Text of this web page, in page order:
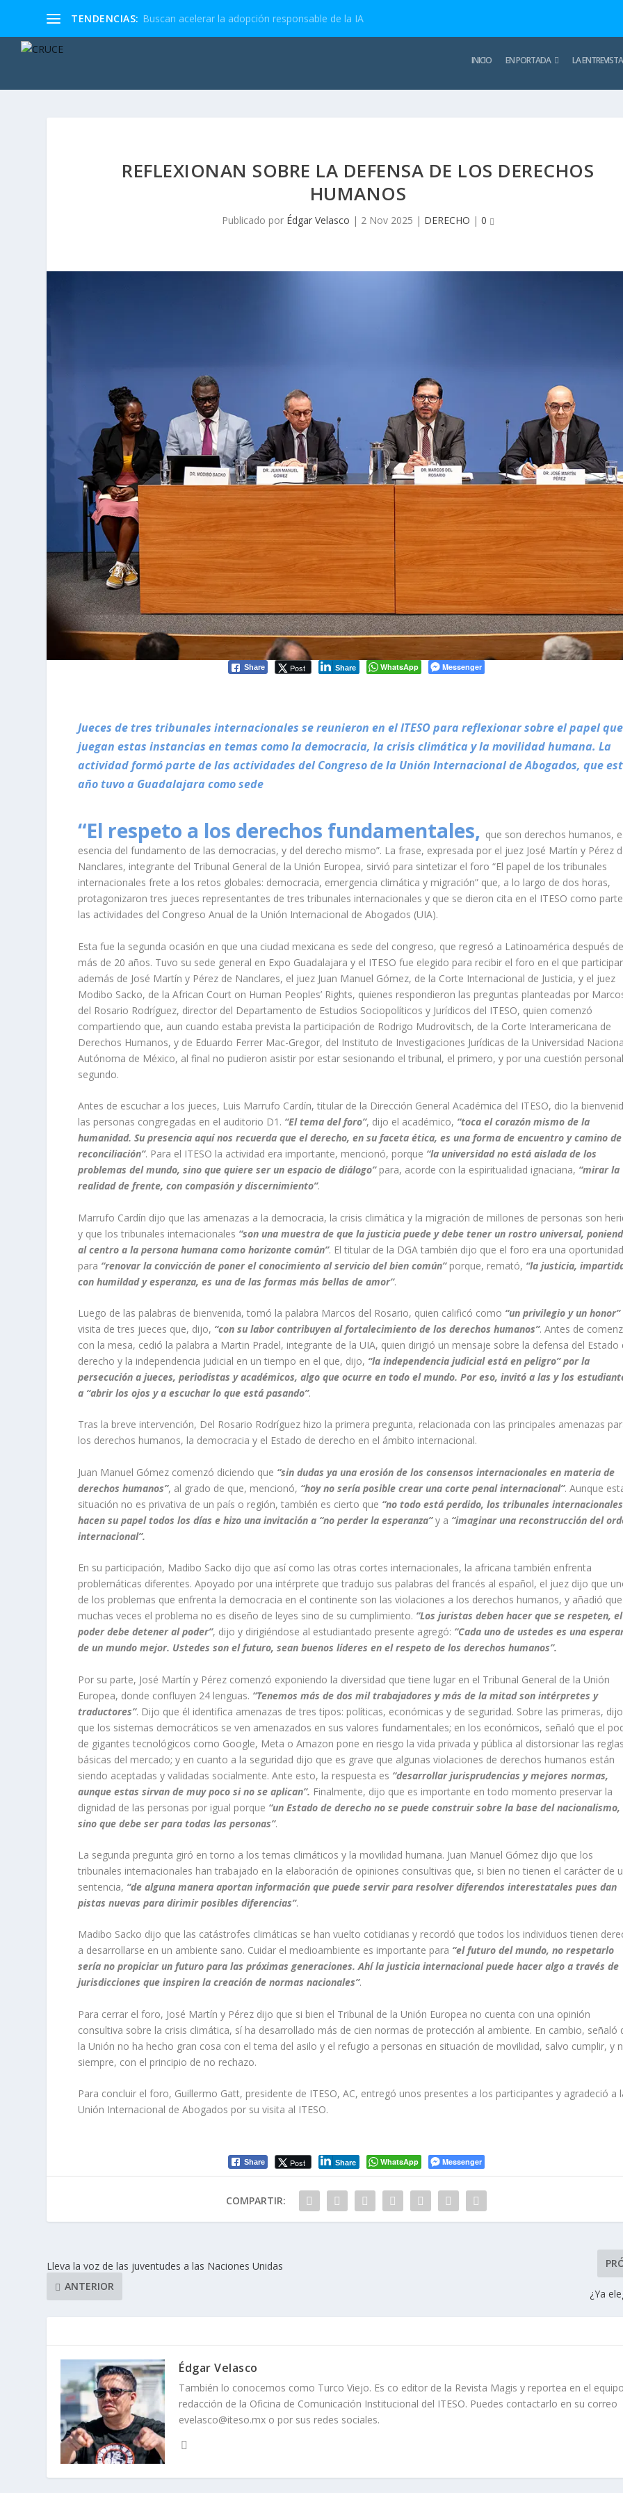
TENDENCIAS: Buscan acelerar la adopción responsable de la IA
INICIO EN PORTADA LA ENTREVISTA
REFLEXIONAN SOBRE LA DEFENSA DE LOS DERECHOS
HUMANOS
Publicado por Édgar Velasco | 2 Nov 2025 | DERECHO | 0
Share Post Share WhatsApp Messenger
Jueces de tres tribunales internacionales se reunieron en el ITESO para reflexionar sobre el papel que
juegan estas instancias en temas como la democracia, la crisis climática y la movilidad humana. La
actividad formó parte de las actividades del Congreso de la Unión Internacional de Abogados, que
año tuvo a Guadalajara como sede
“El respeto a los derechos fundamentales, que son derechos humanos,
esencia del fundamento de las democracias, y del derecho mismo”. La frase, expresada por el juez José Martín y Pérez
Nanclares, integrante del Tribunal General de la Unión Europea, sirvió para sintetizar el foro “El papel de los tribunales
internacionales frete a los retos globales: democracia, emergencia climática y migración” que, a lo largo de dos horas,
protagonizaron tres jueces representantes de tres tribunales internacionales y que se dieron cita en el ITESO como
las actividades del Congreso Anual de la Unión Internacional de Abogados (UIA).
Esta fue la segunda ocasión en que una ciudad mexicana es sede del congreso, que regresó a Latinoamérica después de
más de 20 años. Tuvo su sede general en Expo Guadalajara y el ITESO fue elegido para recibir el foro en el que
además de José Martín y Pérez de Nanclares, el juez Juan Manuel Gómez, de la Corte Internacional de Justicia, y el juez
Modibo Sacko, de la African Court on Human Peoples’ Rights, quienes respondieron las preguntas planteadas por
del Rosario Rodríguez, director del Departamento de Estudios Sociopolíticos y Jurídicos del ITESO, quien comenzó
compartiendo que, aun cuando estaba prevista la participación de Rodrigo Mudrovitsch, de la Corte Interamericana de
Derechos Humanos, y de Eduardo Ferrer Mac-Gregor, del Instituto de Investigaciones Jurídicas de la Universidad
Autónoma de México, al final no pudieron asistir por estar sesionando el tribunal, el primero, y por una cuestión
segundo.
Antes de escuchar a los jueces, Luis Marrufo Cardín, titular de la Dirección General Académica del ITESO, dio la
las personas congregadas en el auditorio D1. “El tema del foro”, dijo el académico, “toca el corazón mismo de la
humanidad. Su presencia aquí nos recuerda que el derecho, en su faceta ética, es una forma de encuentro y camino de
reconciliación”. Para el ITESO la actividad era importante, mencionó, porque “la universidad no está aislada de los
problemas del mundo, sino que quiere ser un espacio de diálogo” para, acorde con la espiritualidad ignaciana, “mirar la
realidad de frente, con compasión y discernimiento”.
Marrufo Cardín dijo que las amenazas a la democracia, la crisis climática y la migración de millones de personas son
y que los tribunales internacionales “son una muestra de que la justicia puede y debe tener un rostro universal,
al centro a la persona humana como horizonte común”. El titular de la DGA también dijo que el foro era una oportunidad
para “renovar la convicción de poner el conocimiento al servicio del bien común”porque, remató, “la justicia,
con humildad y esperanza, es una de las formas más bellas de amor”.
Luego de las palabras de bienvenida, tomó la palabra Marcos del Rosario, quien calificó como “un privilegio y un honor”
visita de tres jueces que, dijo, “con su labor contribuyen al fortalecimiento de los derechos humanos”. Antes de
con la mesa, cedió la palabra a Martin Pradel, integrante de la UIA, quien dirigió un mensaje sobre la defensa del Estado
derecho y la independencia judicial en un tiempo en el que, dijo, “la independencia judicial está en peligro” por la
persecución a jueces, periodistas y académicos, algo que ocurre en todo el mundo. Por eso, invitó a las y los
a “abrir los ojos y a escuchar lo que está pasando”.
Tras la breve intervención, Del Rosario Rodríguez hizo la primera pregunta, relacionada con las principales amenazas
los derechos humanos, la democracia y el Estado de derecho en el ámbito internacional.
Juan Manuel Gómez comenzó diciendo que “sin dudas ya una erosión de los consensos internacionales en materia de
derechos humanos”, al grado de que, mencionó, “hoy no sería posible crear una corte penal internacional”. Aunque
situación no es privativa de un país o región, también es cierto que “no todo está perdido, los tribunales internacionales
hacen su papel todos los días e hizo una invitación a “no perder la esperanza” y a “imaginar una reconstrucción del
internacional”.
En su participación, Madibo Sacko dijo que así como las otras cortes internacionales, la africana también enfrenta
problemáticas diferentes. Apoyado por una intérprete que tradujo sus palabras del francés al español, el juez dijo que
de los problemas que enfrenta la democracia en el continente son las violaciones a los derechos humanos, y añadió que
muchas veces el problema no es diseño de leyes sino de su cumplimiento. “Los juristas deben hacer que se respeten, el
poder debe detener al poder”, dijo y dirigiéndose al estudiantado presente agregó: “Cada uno de ustedes es una
de un mundo mejor. Ustedes son el futuro, sean buenos líderes en el respeto de los derechos humanos”.
Por su parte, José Martín y Pérez comenzó exponiendo la diversidad que tiene lugar en el Tribunal General de la Unión
Europea, donde confluyen 24 lenguas. “Tenemos más de dos mil trabajadores y más de la mitad son intérpretes y
traductores”. Dijo que él identifica amenazas de tres tipos: políticas, económicas y de seguridad. Sobre las primeras, dijo
que los sistemas democráticos se ven amenazados en sus valores fundamentales; en los económicos, señaló que el
de gigantes tecnológicos como Google, Meta o Amazon pone en riesgo la vida privada y pública al distorsionar las reglas
básicas del mercado; y en cuanto a la seguridad dijo que es grave que algunas violaciones de derechos humanos están
siendo aceptadas y validadas socialmente. Ante esto, la respuesta es “desarrollar jurisprudencias y mejores normas,
aunque estas sirvan de muy poco si no se aplican”. Finalmente, dijo que es importante en todo momento preservar la
dignidad de las personas por igual porque “un Estado de derecho no se puede construir sobre la base del nacionalismo,
sino que debe ser para todas las personas”.
La segunda pregunta giró en torno a los temas climáticos y la movilidad humana. Juan Manuel Gómez dijo que los
tribunales internacionales han trabajado en la elaboración de opiniones consultivas que, si bien no tienen el carácter de
sentencia, “de alguna manera aportan información que puede servir para resolver diferendos interestatales pues dan
pistas nuevas para dirimir posibles diferencias”.
Madibo Sacko dijo que las catástrofes climáticas se han vuelto cotidianas y recordó que todos los individuos tienen
a desarrollarse en un ambiente sano. Cuidar el medioambiente es importante para “el futuro del mundo, no respetarlo
sería no propiciar un futuro para las próximas generaciones. Ahí la justicia internacional puede hacer algo a través de
jurisdicciones que inspiren la creación de normas nacionales”.
Para cerrar el foro, José Martín y Pérez dijo que si bien el Tribunal de la Unión Europea no cuenta con una opinión
consultiva sobre la crisis climática, sí ha desarrollado más de cien normas de protección al ambiente. En cambio, señaló
la Unión no ha hecho gran cosa con el tema del asilo y el refugio a personas en situación de movilidad, salvo cumplir, y
siempre, con el principio de no rechazo.
Para concluir el foro, Guillermo Gatt, presidente de ITESO, AC, entregó unos presentes a los participantes y agradeció a
Unión Internacional de Abogados por su visita al ITESO.
Share Post Share WhatsApp Messenger
COMPARTIR:
Lleva la voz de las juventudes a las Naciones Unidas
ANTERIOR
¿Ya
Édgar Velasco
También lo conocemos como Turco Viejo. Es co editor de la Revista Magis y reportea en el
redacción de la Oficina de Comunicación Institucional del ITESO. Puedes contactarlo en su correo
evelasco@iteso.mx o por sus redes sociales.